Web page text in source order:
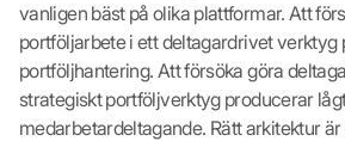
vanligen bäst på olika plattformar. Att
portföljarbete i ett deltagardrivet verktyg
portföljhantering. Att försöka göra
strategiskt portföljverktyg producerar
medarbetardeltagande. Rätt arkitektur är